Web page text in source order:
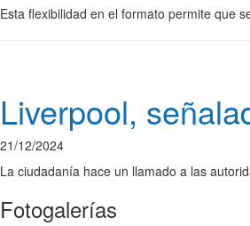
Esta flexibilidad en el formato permite que
Liverpool,
21/12/2024
La ciudadanía hace un llamado a las
Fotogalerías